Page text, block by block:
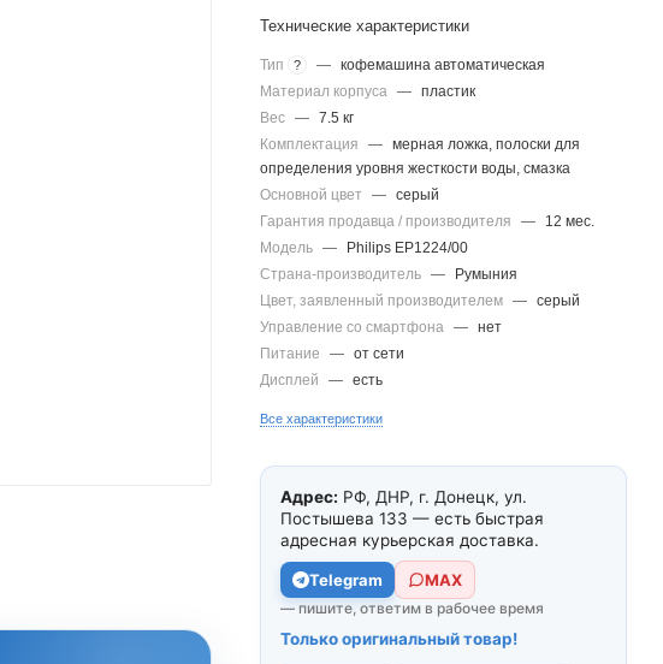
Технические характеристики
Тип ? — кофемашина автоматическая
Материал корпуса — пластик
Вес — 7.5 кг
Комплектация
— мерная ложка, полоски для
определения уровня жесткости воды, смазка
Основной цвет
— серый
Гарантия продавца / производителя
—
12 мес.
Модель —
Philips EP1224/00
Страна-производитель —
Румыния
Цвет, заявленный производителем — серый
Управление со смартфона — нет
Питание
— от сети
Дисплей
— есть
Все характеристики
Адрес: РФ, ДНР, г. Донецк, ул.
Постышева 133 — есть быстрая
адресная курьерская доставка.
Telegram МАХ
— пишите, ответим в рабочее время
Только оригинальный товар!